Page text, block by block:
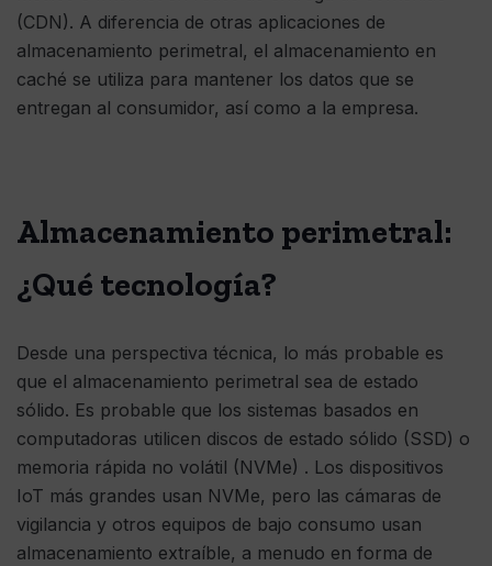
(CDN). A diferencia de otras aplicaciones de
almacenamiento perimetral, el almacenamiento en
caché se utiliza para mantener los datos que se
entregan al consumidor, así como a la empresa.
Almacenamiento perimetral:
¿Qué tecnología?
Desde una perspectiva técnica, lo más probable es
que el almacenamiento perimetral sea de estado
sólido. Es probable que los sistemas basados ​​en
computadoras utilicen discos de estado sólido (SSD) o
memoria rápida no volátil (NVMe) . Los dispositivos
IoT más grandes usan NVMe, pero las cámaras de
vigilancia y otros equipos de bajo consumo usan
almacenamiento extraíble, a menudo en forma de